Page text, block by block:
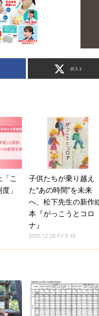
ポスト
こ
」
子供たちが乗り越え
た“あの時間”を未来
へ、松下先生の新作
本『がっこうとコロ
ナ』
2025.12.26 Fri 9:45